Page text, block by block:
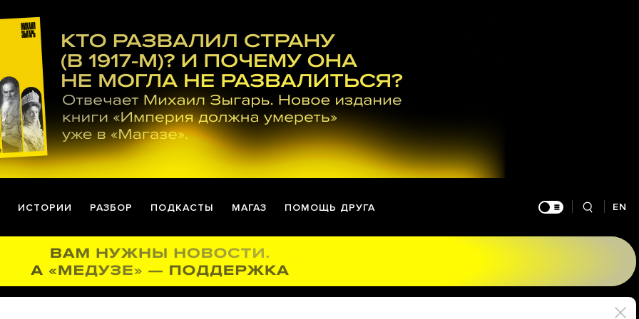
ИСТОРИИ РАЗБОР ПОДКАСТЫ МАГАЗ ПОМОЩЬ ДРУГА EN